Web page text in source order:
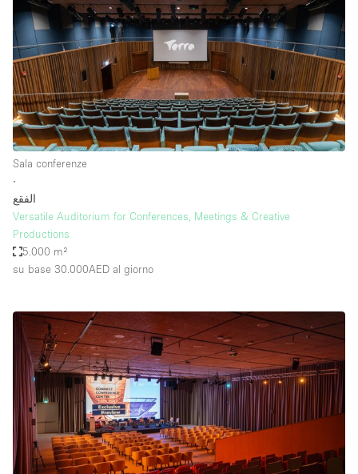
Sala conferenze
∙
الفقع
Versatile Auditorium for Conferences, Meetings & Creative
Productions
5.000 m²
su base 30.000AED al giorno